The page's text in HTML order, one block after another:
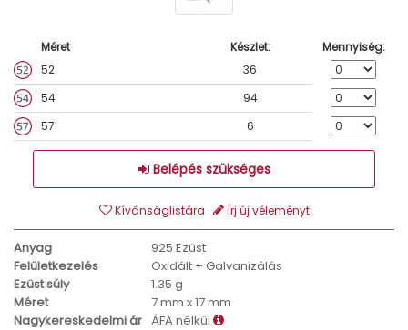
Méret Készlet:
Mennyiség:
52
36
54
94
57
6
Belépés szükséges
Kívánságlistára Írj új véleményt
Anyag
925 Ezüst
Felületkezelés
Oxidált + Galvanizálás
Ezüst súly
1.35 g
Méret
7 mm x 17 mm
Nagykereskedelmi ár ÁFA nélkül